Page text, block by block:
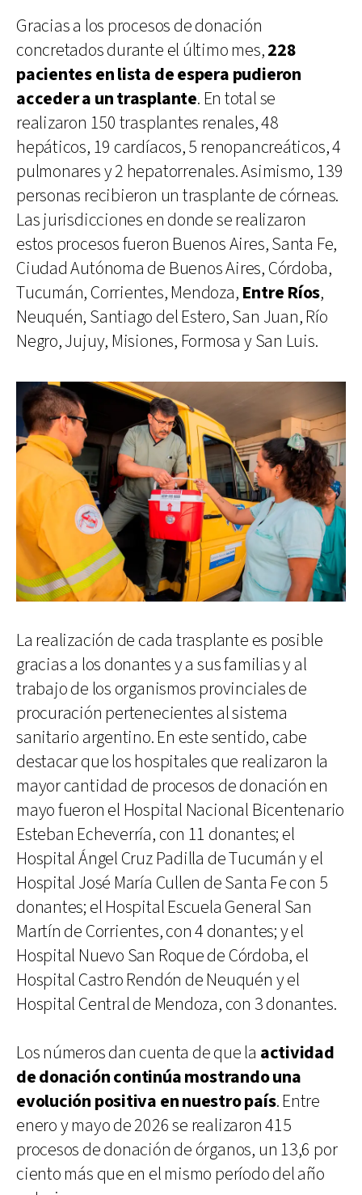
Gracias a los procesos de donación
concretados durante el último mes,228
pacientes en lista de espera pudieron
acceder a un trasplante. En total se
realizaron 150 trasplantes renales, 48
hepáticos, 19 cardíacos, 5 renopancreáticos, 4
pulmonares y 2 hepatorrenales. Asimismo, 139
personas recibieron un trasplante de córneas.
Las jurisdicciones en donde se realizaron
estos procesos fueron Buenos Aires, Santa Fe,
Ciudad Autónoma de Buenos Aires, Córdoba,
Tucumán, Corrientes, Mendoza, Entre Ríos,
Neuquén, Santiago del Estero, San Juan, Río
Negro, Jujuy, Misiones, Formosa y San Luis.
La realización de cada trasplante es posible
gracias a los donantes y a sus familias y al
trabajo de los organismos provinciales de
procuración pertenecientes al sistema
sanitario argentino. En este sentido, cabe
destacar que los hospitales que realizaron la
mayor cantidad de procesos de donación en
mayo fueron el Hospital Nacional Bicentenario
Esteban Echeverría, con 11 donantes; el
Hospital Ángel Cruz Padilla de Tucumán y el
Hospital José María Cullen de Santa Fe con 5
donantes; el Hospital Escuela General San
Martín de Corrientes, con 4 donantes; y el
Hospital Nuevo San Roque de Córdoba, el
Hospital Castro Rendón de Neuquén y el
Hospital Central de Mendoza, con 3 donantes.
Los números dan cuenta de que la actividad
de donación continúa mostrando una
evolución positiva en nuestro país. Entre
enero y mayo de 2026 se realizaron 415
procesos de donación de órganos, un 13,6 por
ciento más que en el mismo período del año